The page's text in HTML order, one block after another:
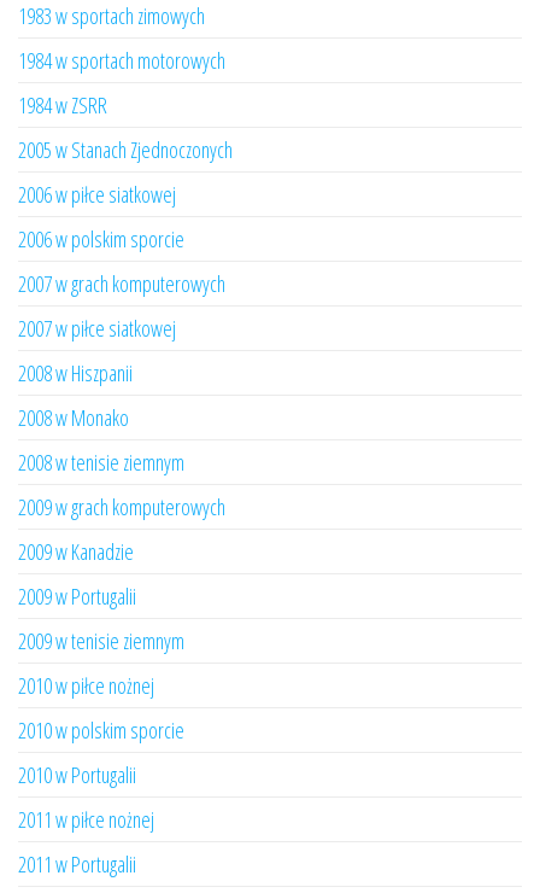
1983 w sportach zimowych
1984 w sportach motorowych
1984 w ZSRR
2005 w Stanach Zjednoczonych
2006 w piłce siatkowej
2006 w polskim sporcie
2007 w grach komputerowych
2007 w piłce siatkowej
2008 w Hiszpanii
2008 w Monako
2008 w tenisie ziemnym
2009 w grach komputerowych
2009 w Kanadzie
2009 w Portugalii
2009 w tenisie ziemnym
2010 w piłce nożnej
2010 w polskim sporcie
2010 w Portugalii
2011 w piłce nożnej
2011 w Portugalii